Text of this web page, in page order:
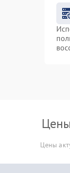
Цены